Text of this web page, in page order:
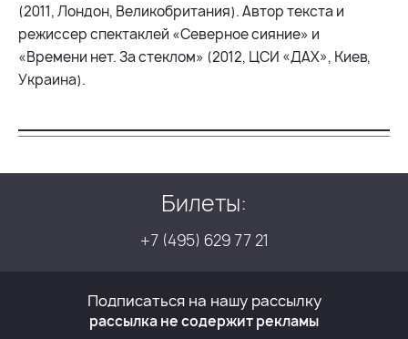
(2011, Лондон, Великобритания). Автор текста и
режиссер спектаклей «Северное сияние» и
«Времени нет. За стеклом» (2012, ЦСИ «ДАХ», Киев,
Украина).
Билеты:
+7 (495) 629 77 21
Подписаться на нашу рассылку
рассылка не содержит рекламы